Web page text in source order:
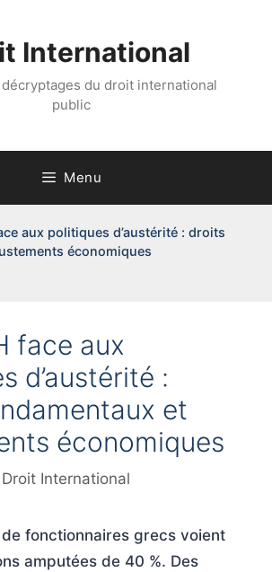
International
du droit international
public
Menu
aux politiques d’austérité : droits
économiques
face aux
d’austérité :
et
économiques
International
de fonctionnaires grecs voient
amputées de 40 %. Des